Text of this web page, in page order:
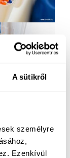
A sütikről
személyre
Ezenkívül